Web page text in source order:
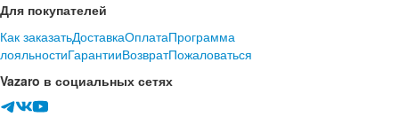
Для покупателей
Как заказатьДоставкаОплатаПрограмма
лояльностиГарантииВозвратПожаловаться
Vazaro в социальных сетях